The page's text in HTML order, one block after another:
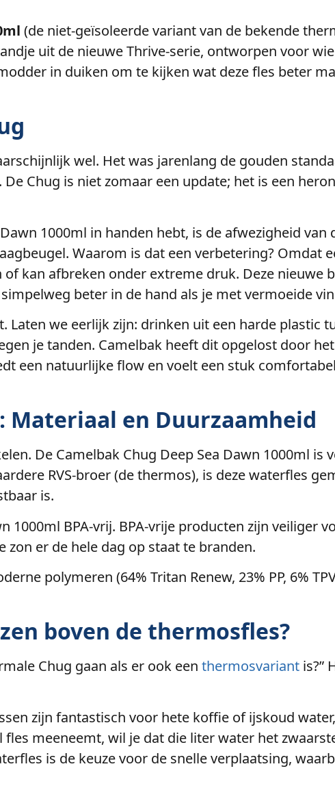
(de niet-geïsoleerde variant van de bekende
uit de nieuwe Thrive-serie, ontworpen voor
in duiken om te kijken wat deze fles beter
wel. Het was jarenlang de gouden
De Chug is niet zomaar een update; het is een
1000ml in handen hebt, is de afwezigheid van
Waarom is dat een verbetering? Omdat
kan afbreken onder extreme druk. Deze nieuwe
beter in de hand als je met vermoeide
Laten we eerlijk zijn: drinken uit een harde plastic
je tanden. Camelbak heeft dit opgelost door
een natuurlijke flow en voelt een stuk
Materiaal en Duurzaamheid
De Camelbak Chug Deep Sea Dawn 1000ml is
RVS-broer (de thermos), is deze waterfles
is.
1000ml BPA-vrij. BPA-vrije producten zijn veiliger
er de hele dag op staat te branden.
polymeren (64% Tritan Renew, 23% PP, 6%
boven de thermosfles?
Chug gaan als er ook een thermosvariant is?”
zijn fantastisch voor hete koffie of ijskoud
meeneemt, wil je dat die liter water het
is de keuze voor de snelle verplaatsing,